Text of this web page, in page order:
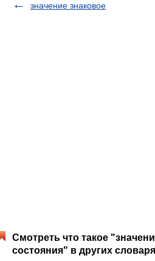
значение знаковое
Смотреть что такое
состояния" в других